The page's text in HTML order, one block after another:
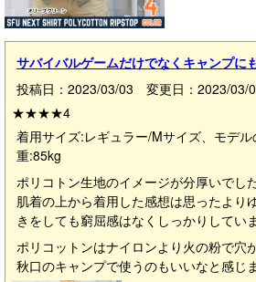
サバイバルゲームだけでなくキャンプに
投稿日：2023/03/03 変更日：2023/03/
★★★★4
着用サイズ:レギュラー/Mサイズ、モデ
重:85kg
ポリコトン生地のイメージが分厚いでし
肌着の上から着用した感想は思ったより
きをしても窮屈感はなくしっかりしていま
ポリコットンはナイロンより火の粉で穴
秋口のキャンプで使うのもいいなと感じ